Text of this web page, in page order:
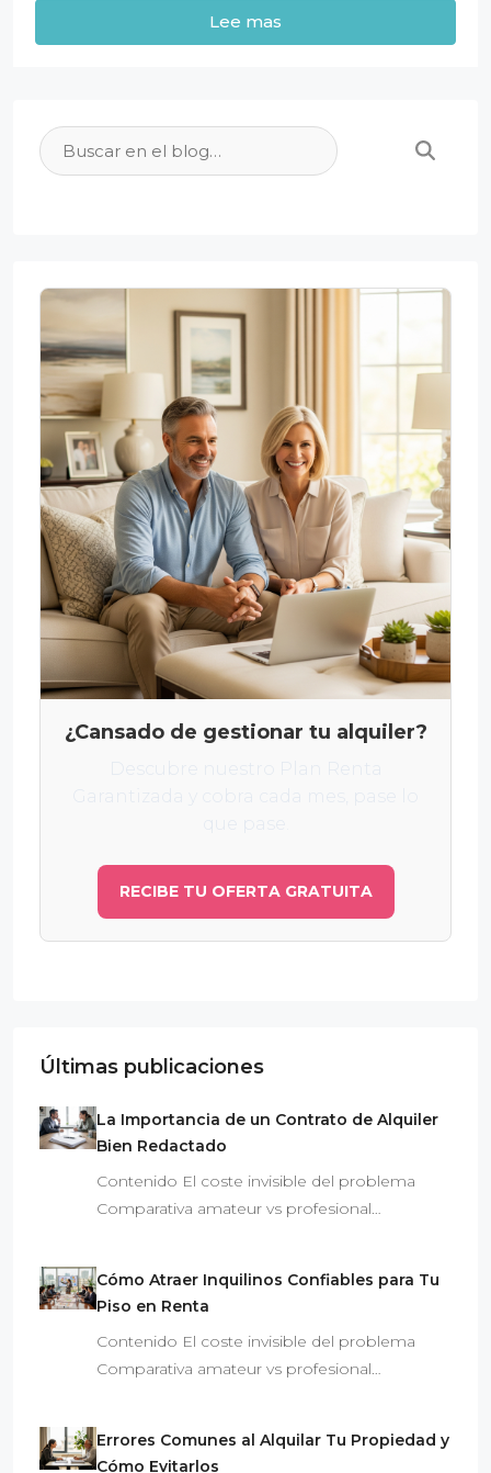
Lee mas
¿Cansado de gestionar tu alquiler?
RECIBE TU OFERTA GRATUITA
Últimas publicaciones
La Importancia de un Contrato de Alquiler
Bien Redactado
Contenido El coste invisible del problema
Comparativa amateur vs profesional…
Cómo Atraer Inquilinos Confiables para Tu
Piso en Renta
Contenido El coste invisible del problema
Comparativa amateur vs profesional…
Errores Comunes al Alquilar Tu Propiedad y
Cómo Evitarlos